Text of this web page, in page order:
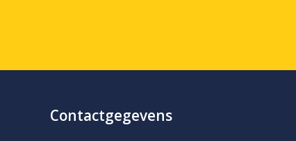
Contactgegevens